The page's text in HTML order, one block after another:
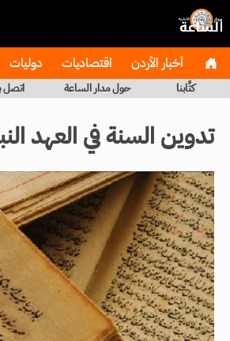
أخبار الأردن اقتصاديات دوليات
كتَّابنا حول مدار الساعة اتصل
تدوين السنة في العهد